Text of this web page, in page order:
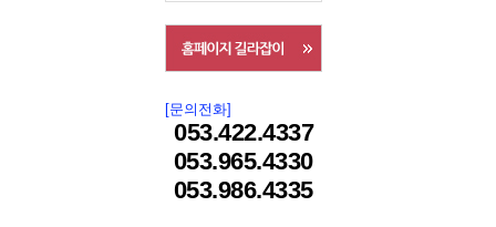
[문의전화]
053.422.4337
053.965.4330
053.986.4335